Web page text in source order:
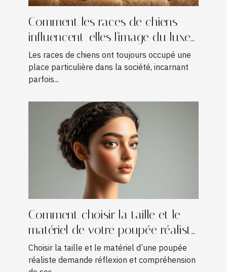
Comment les races de chiens
influencent-elles l'image du luxe
?
Les races de chiens ont toujours occupé une
place particulière dans la société, incarnant
parfois...
Comment choisir la taille et le
matériel de votre poupée réaliste
?
Choisir la taille et le matériel d’une poupée
réaliste demande réflexion et compréhension